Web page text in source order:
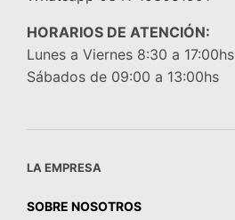
HORARIOS DE ATENCIÓN:
Lunes a Viernes 8:30 a 17:00hs
Sábados de 09:00 a 13:00hs
LA EMPRESA
SOBRE NOSOTROS